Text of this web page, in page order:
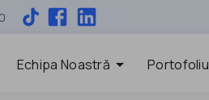
Echipa Noastră arrow_drop_down Portofoliu